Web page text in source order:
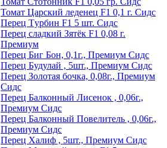
Томат Царский леденец F1 0,1 г. Сидс
Перец Tурбин F1 5 шт. Сидс
Перец сладкий Зятёк F1 0,08 г.
Премиум
Перец Биг Бон, 0,1г., Премиум Сидс
Перец Будулай , 5шт., Премиум Сидс
Перец Золотая бочка, 0,08г., Премиум
Сидс
Перец Балконный Лисенок , 0,06г.,
Премиум Сидс
Перец Балконный Повелитель , 0,06г.,
Премиум Сидс
Перец Халиф , 5шт., Премиум Сидс